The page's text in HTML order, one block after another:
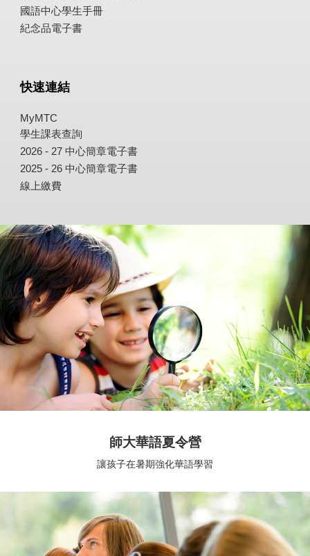
國語中心學生手冊
紀念品電子書
快速連結
MyMTC
學生課表查詢
2026 - 27 中心簡章電子書
2025 - 26 中心簡章電子書
線上繳費
師大華語夏令營
讓孩子在暑期強化華語學習